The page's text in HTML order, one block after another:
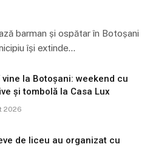
barman și ospătar în Botoșani
își extinde…
vine la Botoșani: weekend cu
și tombolă la Casa Lux
2026
de liceu au organizat cu